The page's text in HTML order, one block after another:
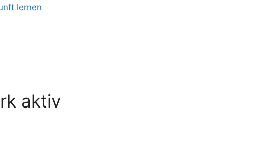
lernen
aktiv